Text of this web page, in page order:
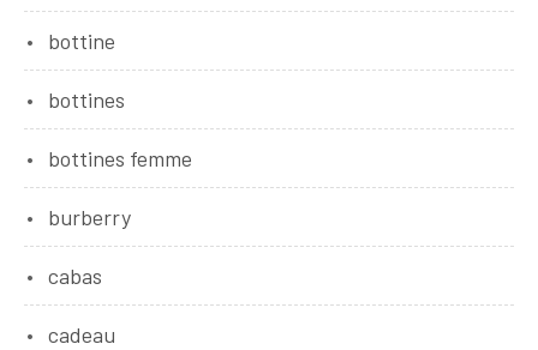
bottine
bottines
bottines femme
burberry
cabas
cadeau